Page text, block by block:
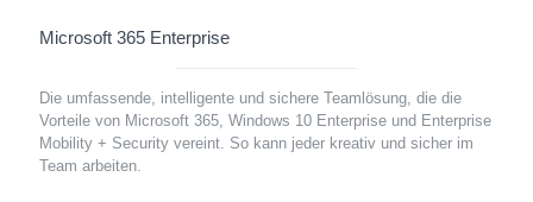
Microsoft 365 Enterprise
Die umfassende, intelligente und sichere Teamlösung, die die
Vorteile von Microsoft 365, Windows 10 Enterprise und Enterprise
Mobility + Security vereint. So kann jeder kreativ und sicher im
Team arbeiten.